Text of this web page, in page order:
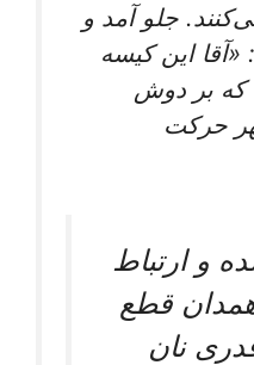
جلو آمد و
اين كيسه
بر دوش
حركت
و ارتباط
قطع
نان